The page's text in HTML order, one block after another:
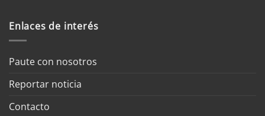
Enlaces de interés
Paute con nosotros
Reportar noticia
Contacto